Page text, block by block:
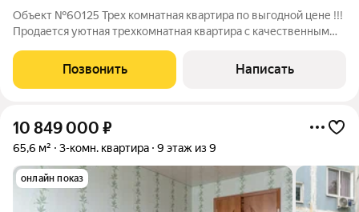
Объект №60125 Трех комнатная квартира по выгодной цене !!!
Продается уютная трехкомнатная квартира с качественным
отделены ванная комната и санузел, выполненные в
современном стиле с
Позвонить Написать
10 849 000 ₽
65,6 м² 3-комн. квартира 9 этаж из 9
онлайн показ